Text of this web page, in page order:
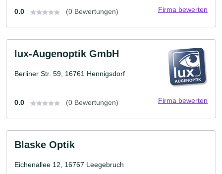
0.0 (0 Bewertungen) Firma bewerten
lux-Augenoptik GmbH
Berliner Str. 59, 16761 Hennigsdorf
0.0 (0 Bewertungen) Firma bewerten
Blaske Optik
Eichenallee 12, 16767 Leegebruch